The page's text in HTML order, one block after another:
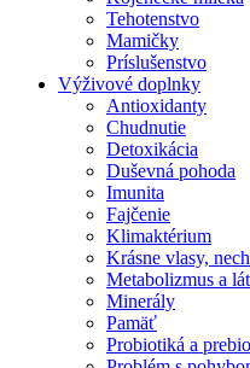
Tehotenstvo
Mamičky
Príslušenstvo
Výživové doplnky
Antioxidanty
Chudnutie
Detoxikácia
Duševná pohoda
Imunita
Fajčenie
Klimaktérium
Krásne vlasy,
Metabolizmus a
Minerály
Pamäť
Probiotiká a